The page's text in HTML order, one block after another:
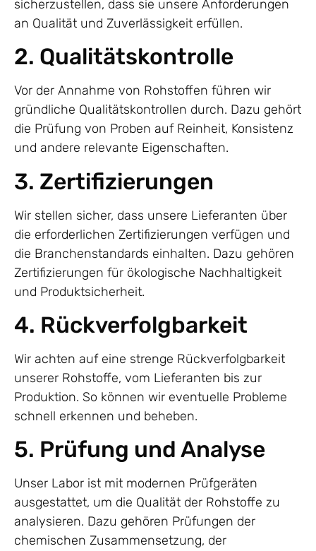
sicherzustellen, dass sie unsere Anforderungen
an Qualität und Zuverlässigkeit erfüllen.
2. Qualitätskontrolle
Vor der Annahme von Rohstoffen führen wir
gründliche Qualitätskontrollen durch. Dazu gehört
die Prüfung von Proben auf Reinheit, Konsistenz
und andere relevante Eigenschaften.
3. Zertifizierungen
Wir stellen sicher, dass unsere Lieferanten über
die erforderlichen Zertifizierungen verfügen und
die Branchenstandards einhalten. Dazu gehören
Zertifizierungen für ökologische Nachhaltigkeit
und Produktsicherheit.
4. Rückverfolgbarkeit
Wir achten auf eine strenge Rückverfolgbarkeit
unserer Rohstoffe, vom Lieferanten bis zur
Produktion. So können wir eventuelle Probleme
schnell erkennen und beheben.
5. Prüfung und Analyse
Unser Labor ist mit modernen Prüfgeräten
ausgestattet, um die Qualität der Rohstoffe zu
analysieren. Dazu gehören Prüfungen der
chemischen Zusammensetzung, der